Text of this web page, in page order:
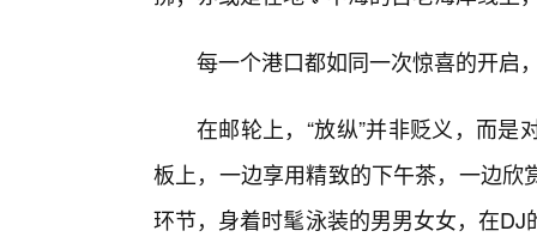
每一个港口都如同一次惊喜的开启
在邮轮上，“放纵”并非贬义，而
板上，一边享用精致的下午茶，一边
环节，身着时髦泳装的男男女女，在